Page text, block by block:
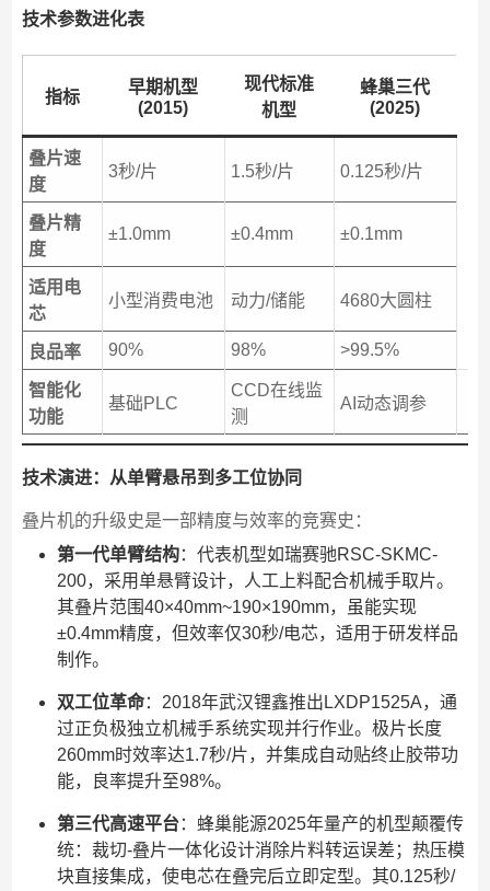
技术参数进化表
指标
早期机型
(2015)
现代标准
机型
蜂巢三代
(2025)
叠片速
度
3秒/片 1.5秒/片 0.125秒/片
叠片精
度
±1.0mm ±0.4mm ±0.1mm
适用电
芯
小型消费电池 动力/储能 4680大圆柱
良品率 90% 98% >99.5%
智能化
功能
基础PLC
CCD在线监
测
AI动态调参
技术演进：从单臂悬吊到多工位协同
叠片机的升级史是一部精度与效率的竞赛史：
第一代单臂结构：代表机型如瑞赛驰RSC-SKMC-
200，采用单悬臂设计，人工上料配合机械手取片。
其叠片范围40×40mm~190×190mm，虽能实现
±0.4mm精度，但效率仅30秒/电芯，适用于研发样品
制作。
双工位革命：2018年武汉锂鑫推出LXDP1525A，通
过正负极独立机械手系统实现并行作业。极片长度
260mm时效率达1.7秒/片，并集成自动贴终止胶带功
能，良率提升至98%。
第三代高速平台：蜂巢能源2025年量产的机型颠覆传
统：裁切-叠片一体化设计消除片料转运误差；热压模
块直接集成，使电芯在叠完后立即定型。其0.125秒/